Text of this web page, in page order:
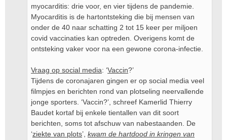
myocarditis: drie voor, en vier tijdens de pandemie.
Myocarditis is de hartontsteking die bij mensen van
onder de 40 naar schatting 2 tot 15 keer per miljoen
covid vaccinaties kan optreden. Overigens komt de
ontsteking vaker voor na een gewone corona-infectie.
Vraag op social media: ‘Vaccin?’
Tijdens de coronajaren gingen er op social media veel
filmpjes en berichten rond van plotseling neervallende
jonge sporters. ‘Vaccin?’, schreef Kamerlid Thierry
Baudet kortaf bij enkele tientallen van dit soort
berichten, soms tot afschuw van nabestaanden. De
‘ziekte van plots’, kwam de hartdood in kringen van